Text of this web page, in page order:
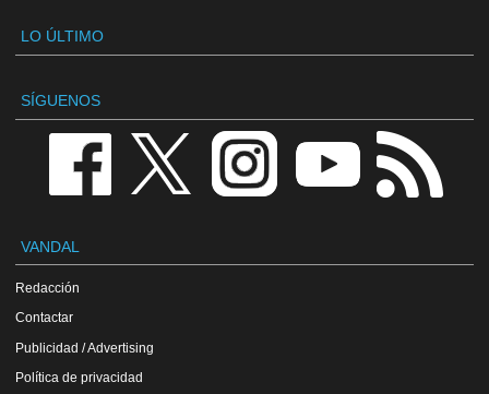
LO ÚLTIMO
SÍGUENOS
VANDAL
Redacción
Contactar
Publicidad / Advertising
Política de privacidad